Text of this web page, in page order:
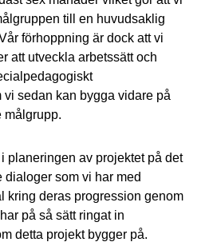
till en huvudsaklig
förhoppning är dock att vi
att utveckla arbetssätt och
sedan kan bygga vidare på
målgrupp.
planeringen av projektet på det
dialoger som vi har med
kring deras progression genom
på så sätt ringat in
detta projekt bygger på.